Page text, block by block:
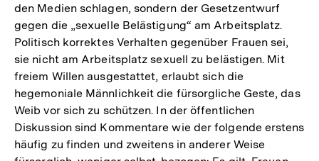
den Medien schlagen, sondern der Gesetzentwurf
gegen die „sexuelle Belästigung“ am Arbeitsplatz.
Politisch korrektes Verhalten gegenüber Frauen sei,
sie nicht am Arbeitsplatz sexuell zu belästigen. Mit
freiem Willen ausgestattet, erlaubt sich die
hegemoniale Männlichkeit die fürsorgliche Geste, das
Weib vor sich zu schützen. In der öffentlichen
Diskussion sind Kommentare wie der folgende erstens
häufig zu finden und zweitens in anderer Weise